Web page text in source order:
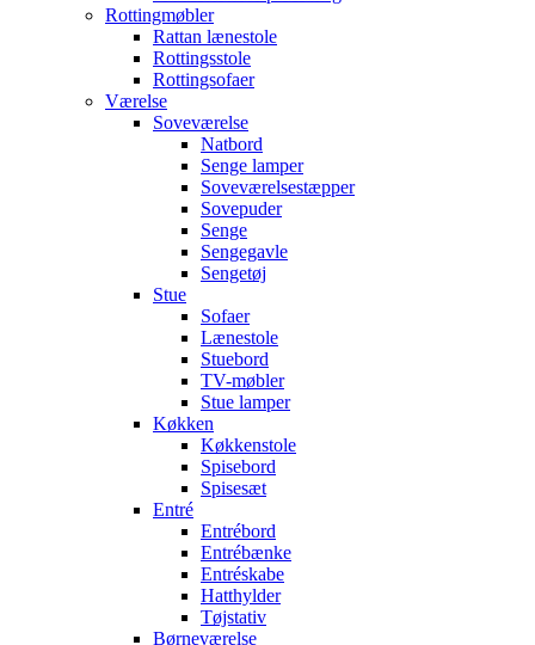
Rottingmøbler
Rattan lænestole
Rottingsstole
Rottingsofaer
Værelse
Soveværelse
Natbord
Senge lamper
Soveværelsestæpper
Sovepuder
Senge
Sengegavle
Sengetøj
Stue
Sofaer
Lænestole
Stuebord
TV-møbler
Stue lamper
Køkken
Køkkenstole
Spisebord
Spisesæt
Entré
Entrébord
Entrébænke
Entréskabe
Hatthylder
Tøjstativ
Børneværelse